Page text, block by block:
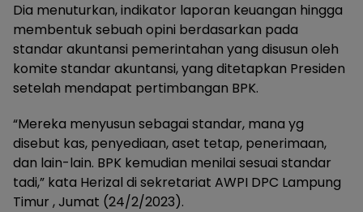
Dia menuturkan, indikator laporan keuangan hingga
membentuk sebuah opini berdasarkan pada
standar akuntansi pemerintahan yang disusun oleh
komite standar akuntansi, yang ditetapkan Presiden
setelah mendapat pertimbangan BPK.
“Mereka menyusun sebagai standar, mana yg
disebut kas, penyediaan, aset tetap, penerimaan,
dan lain-lain. BPK kemudian menilai sesuai standar
tadi,” kata Herizal di sekretariat AWPI DPC Lampung
Timur , Jumat (24/2/2023).